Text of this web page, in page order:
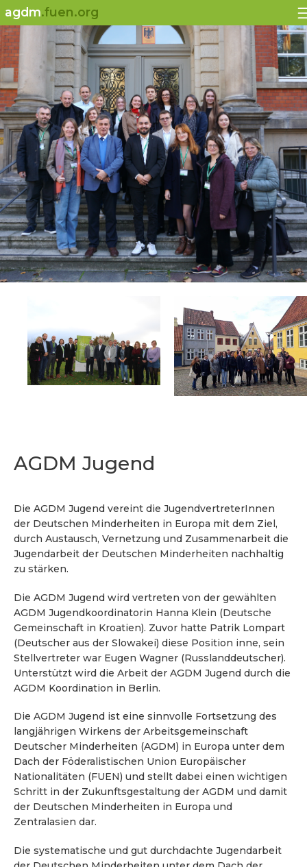
agdm.fuen.org
AGDM Jugend
Die AGDM Jugend vereint die JugendvertreterInnen
der Deutschen Minderheiten in Europa mit dem Ziel,
durch Austausch, Vernetzung und Zusammenarbeit die
Jugendarbeit der Deutschen Minderheiten nachhaltig
zu stärken.
Die AGDM Jugend wird vertreten von der gewählten
AGDM Jugendkoordinatorin Hanna Klein (Deutsche
Gemeinschaft in Kroatien). Zuvor hatte Patrik Lompart
(Deutscher aus der Slowakei) diese Position inne, sein
Stellvertreter war Eugen Wagner (Russlanddeutscher).
Unterstützt wird die Arbeit der AGDM Jugend durch die
AGDM Koordination in Berlin.
Die AGDM Jugend ist eine sinnvolle Fortsetzung des
langjährigen Wirkens der Arbeitsgemeinschaft
Deutscher Minderheiten (AGDM) in Europa unter dem
Dach der Föderalistischen Union Europäischer
Nationalitäten (FUEN) und stellt dabei einen wichtigen
Schritt in der Zukunftsgestaltung der AGDM und damit
der Deutschen Minderheiten in Europa und
Zentralasien dar.
Die systematische und gut durchdachte Jugendarbeit